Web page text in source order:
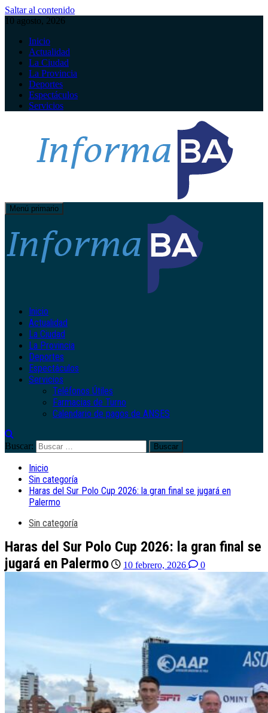
Saltar al contenido
10 agosto, 2026
Inicio
Actualidad
La Ciudad
La Provincia
Deportes
Espectáculos
Servicios
Menú primario
Inicio
Actualidad
La Ciudad
La Provincia
Deportes
Espectáculos
Servicios
Teléfonos Útiles
Farmacias de Turno
Calendario de pagos de ANSES
Buscar:
Inicio
Sin categoría
Haras del Sur Polo Cup 2026: la gran final se jugará en
Palermo
Sin categoría
Haras del Sur Polo Cup 2026: la gran final se
jugará en Palermo
10 febrero, 2026 0